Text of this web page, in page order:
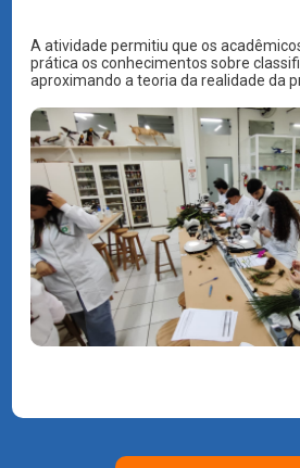
A atividade permitiu que os
prática os conhecimentos sobre
aproximando a teoria da realidade da